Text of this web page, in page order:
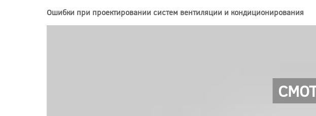
Ошибки при проектировании систем вентиляции и кондиционирования